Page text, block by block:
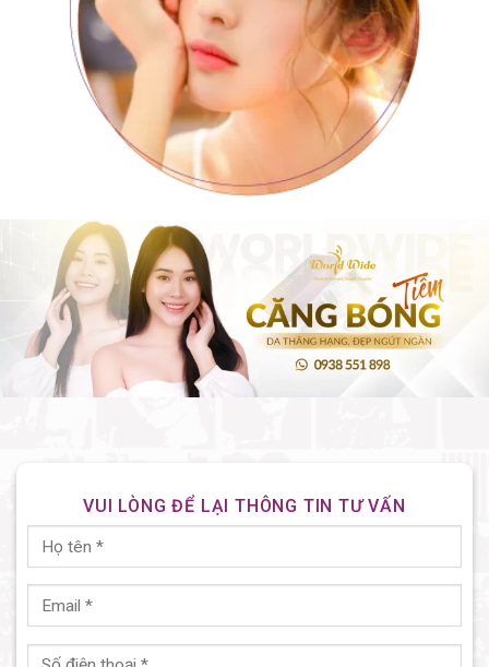
VUI LÒNG ĐỂ LẠI THÔNG TIN TƯ VẤN